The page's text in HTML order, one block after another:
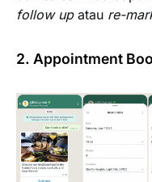
follow up atau re-
2. Appointment